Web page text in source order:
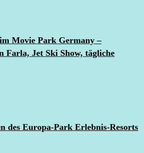
Movie Park Germany –
Farla, Jet Ski Show, tägliche
des Europa-Park Erlebnis-Resorts